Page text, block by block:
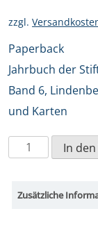
zzgl.
Paperback
Jahrbuch der
Band 6,
und Karten
Jahrbuch
Stiftung
In
Zusätzliche